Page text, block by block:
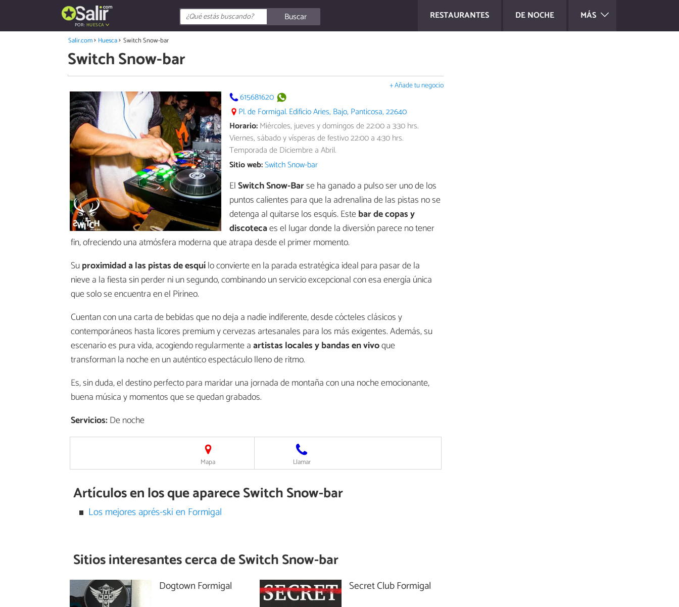
RESTAURANTES DE NOCHE MÁS
POR: HUESCA
Buscar
Salir.com Huesca Switch Snow-bar
Switch Snow-bar
+ Añade tu negocio
615681620
Pl. de Formigal. Edificio Aries, Bajo, Panticosa, 22640
Horario:Miércoles, jueves y domingos de 22:00 a 3:30 hrs.
Viernes, sábado y vísperas de festivo 22:00 a 4:30 hrs.
Temporada de Diciembre a Abril.
Sitio web:Switch Snow-bar
ElSwitch Snow-Barse ha ganado a pulso ser uno de los
puntos calientes para que la adrenalina de las pistas no se
detenga al quitarse los esquís. Estebar de copas y
discotecaes el lugar donde la diversión parece no tener
fin, ofreciendo una atmósfera moderna que atrapa desde el primer momento.
Suproximidad a las pistas de esquílo convierte en la parada estratégica ideal para pasar de la
nieve a la fiesta sin perder ni un segundo, combinando un servicio excepcional con esa energía única
que solo se encuentra en el Pirineo.
Cuentan con una carta de bebidas que no deja a nadie indiferente, desde cócteles clásicos y
contemporáneos hasta licores premium y cervezas artesanales para los más exigentes. Además, su
escenario es pura vida, acogiendo regularmente aartistas locales y bandas en vivoque
transforman la noche en un auténtico espectáculo lleno de ritmo.
Es, sin duda, el destino perfecto para maridar una jornada de montaña con una noche emocionante,
buena música y momentos que se quedan grabados.
Servicios:De noche
Mapa Llamar
Artículos en los que aparece Switch Snow-bar
Los mejores aprés-ski en Formigal
Sitios interesantes cerca deSwitch Snow-bar
Dogtown Formigal Secret Club Formigal